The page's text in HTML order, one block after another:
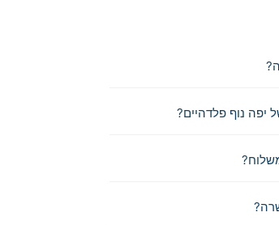
יפה נוף פלדהיים?